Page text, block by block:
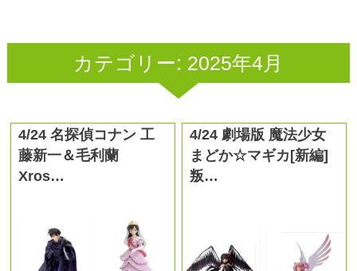
カテゴリー: 2025年4月
4/24 名探偵コナン 工
藤新一＆毛利蘭
Xros…
4/24 劇場版 魔法少女
まどか☆マギカ[新編]
叛…